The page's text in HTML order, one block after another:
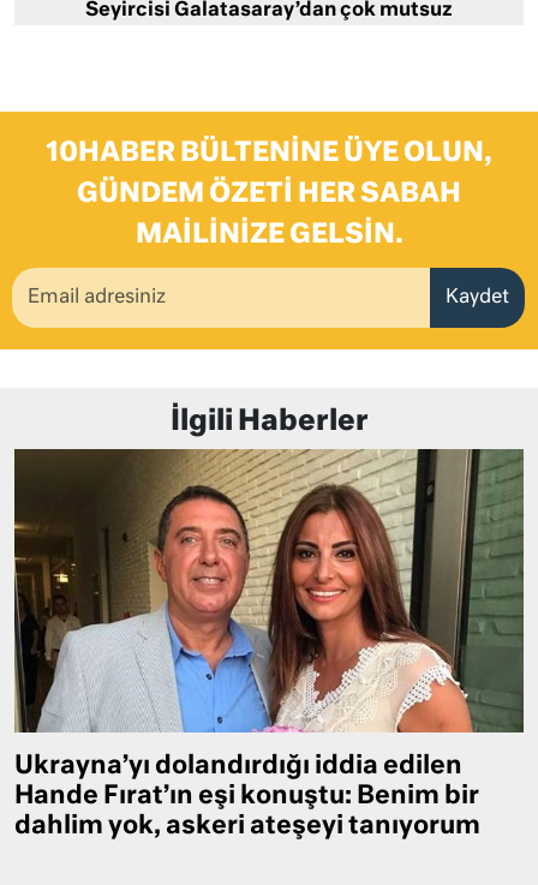
Seyircisi Galatasaray’dan çok mutsuz
10HABER BÜLTENINE ÜYE OLUN,
GÜNDEM ÖZETI HER SABAH
MAILINIZE GELSIN.
Kaydet
İlgili Haberler
Ukrayna’yı dolandırdığı iddia edilen
Hande Fırat’ın eşi konuştu: Benim bir
dahlim yok, askeri ateşeyi tanıyorum